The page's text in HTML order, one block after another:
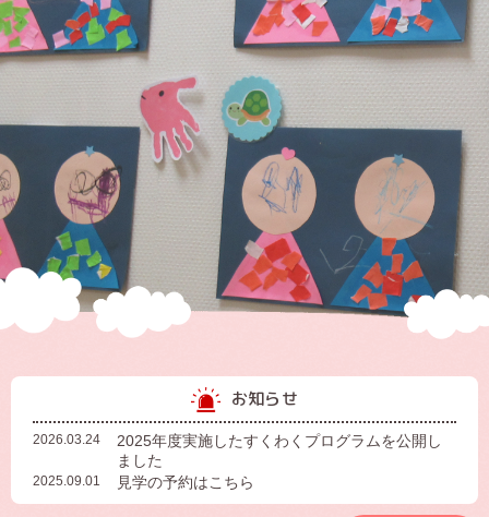
お知らせ
2026.03.24
2025年度実施したすくわくプログラムを公開し
ました
2025.09.01 見学の予約はこちら